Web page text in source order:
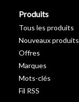
Produits
Tous les produits
Nouveaux produits
Offres
Marques
Mots-clés
Fil RSS